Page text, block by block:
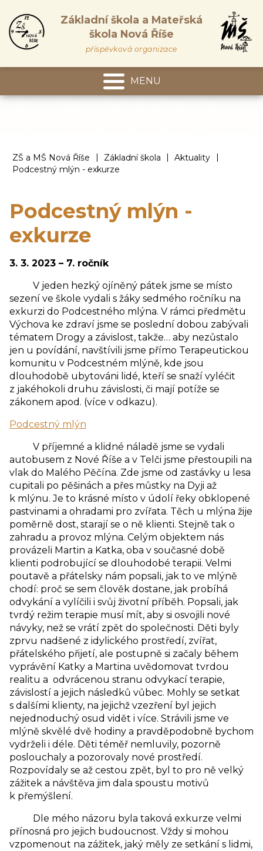
Základní škola a Mateřská
škola Nová Říše
příspěvková organizace
MENU
ZŠ a MŠ Nová Říše | Základní škola | Aktuality
|
Podcestný mlýn - exkurze
Podcestný mlýn -
exkurze
3. 3. 2023 – 7. ročník
V jeden hezký ojíněný pátek jsme se místo
sezení ve škole vydali s žáky sedmého ročníku na
exkurzi do Podcestného mlýna. V rámci předmětu
Výchova ke zdraví jsme se poslední dobou zabývali
tématem Drogy a závislost, takže… aby nezůstalo
jen u povídání, navštívili jsme přímo Terapeutickou
komunitu v Podcestném mlýně, kde jsou
dlouhodobě ubytováni lidé, kteří se snaží vyléčit
z jakéhokoli druhu závislosti, či mají potíže se
zákonem apod. (více v odkazu).
Podcestný mlýn
V příjemné a klidné náladě jsme se vydali
autobusem z Nové Říše a v Telči jsme přestoupili na
vlak do Malého Pěčína. Zde jsme od zastávky u lesa
cupitali po pěšinách a přes můstky na Dyji až
k mlýnu. Je to krásné místo v údolí řeky obklopené
pastvinami a ohradami pro zvířata. Těch u mlýna žije
poměrně dost, starají se o ně klienti. Stejně tak o
zahradu a provoz mlýna. Celým objektem nás
provázeli Martin a Katka, oba v současné době
klienti podrobující se dlouhodobé terapii. Velmi
poutavě a přátelsky nám popsali, jak to ve mlýně
chodí: proč se sem člověk dostane, jak probíhá
odvykání a vylíčili i svůj životní příběh. Popsali, jak
tvrdý režim terapie musí mít, aby si osvojili nové
návyky, než se vrátí zpět do společnosti. Děti byly
zprvu nadšené z idylického prostředí, zvířat,
přátelského přijetí, ale postupně si začaly během
vyprávění Katky a Martina uvědomovat tvrdou
realitu a odvrácenou stranu odvykací terapie,
závislostí a jejich následků vůbec. Mohly se setkat
s dalšími klienty, na jejichž vzezření byl jejich
nejednoduchý osud vidět i více. Strávili jsme ve
mlýně skvělé dvě hodiny a pravděpodobně bychom
vydrželi i déle. Děti téměř nemluvily, pozorně
poslouchaly a pozorovaly nové prostředí.
Rozpovídaly se až cestou zpět, byl to pro ně velký
zážitek a návštěva jim dala spoustu motivů
k přemýšlení.
Dle mého názoru byla taková exkurze velmi
přínosná pro jejich budoucnost. Vždy si mohou
vzpomenout na zážitek, jaký měly ze setkání s lidmi,